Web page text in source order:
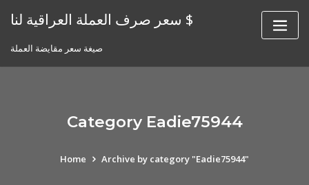
سعر صرف العملة العراقية لنا $
صيغة سعر مقايضة العملة
Category Eadie75944
Home Archive by category "Eadie75944"